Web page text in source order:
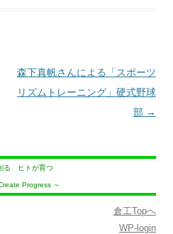
森下真帆さんによる「スポーツ
リズムトレーニング」硬式野球
部 →
る ヒトが育つ
Progress ～
倉工Topへ
WP-login